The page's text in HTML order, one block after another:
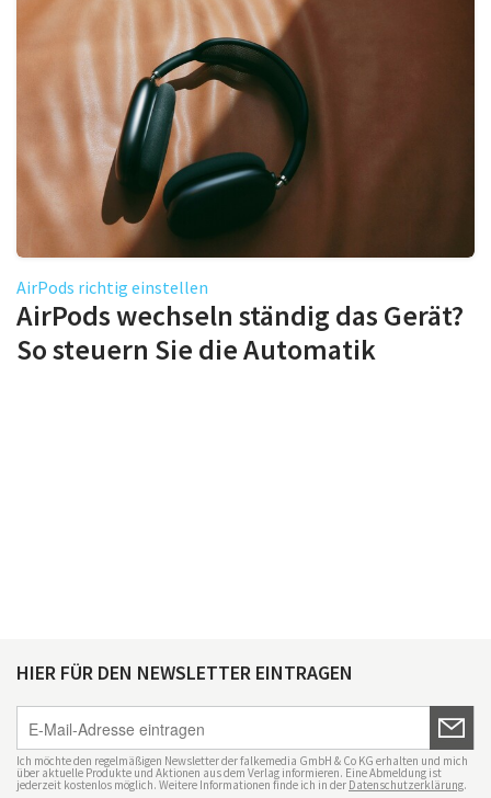
AirPods richtig einstellen
AirPods wechseln ständig das Gerät?
So steuern Sie die Automatik
HIER FÜR DEN NEWSLETTER EINTRAGEN
Ich möchte den regelmäßigen Newsletter der falkemedia GmbH & Co KG erhalten und mich
über aktuelle Produkte und Aktionen aus dem Verlag informieren. Eine Abmeldung ist
jederzeit kostenlos möglich. Weitere Informationen finde ich in der Datenschutzerklärung.